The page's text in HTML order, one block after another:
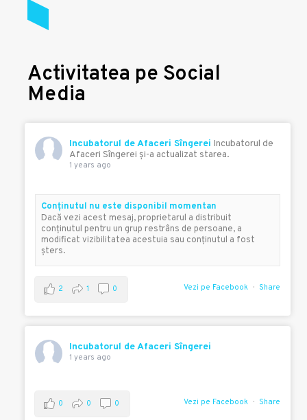
Activitatea pe Social
Media
Incubatorul de Afaceri Sîngerei Incubatorul de
Afaceri Sîngerei şi-a actualizat starea.
1 years ago
Conţinutul nu este disponibil momentan
Dacă vezi acest mesaj, proprietarul a distribuit
conţinutul pentru un grup restrâns de persoane, a
modificat vizibilitatea acestuia sau conţinutul a fost
şters.
Vezi pe Facebook Share
2 1 0
Incubatorul de Afaceri Sîngerei
1 years ago
Vezi pe Facebook Share
0 0 0